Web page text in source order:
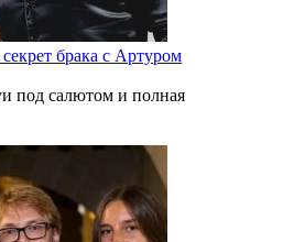
брака с Артуром
под салютом и полная